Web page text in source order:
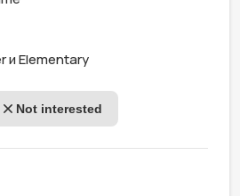
и Elementary
Not interested